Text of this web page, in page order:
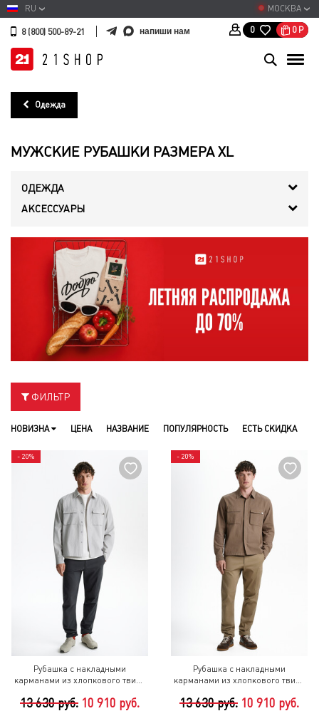
МОСКВА
RU
8 (800) 500-89-21 напиши нам 0 0 Р
Одежда
МУЖСКИЕ РУБАШКИ РАЗМЕРА XL
ОДЕЖДА
АКСЕССУАРЫ
ФИЛЬТР
НОВИЗНА ЦЕНА НАЗВАНИЕ ПОПУЛЯРНОСТЬ ЕСТЬ СКИДКА
- 20%
Рубашка с накладными
карманами из хлопкового твила
13 630 руб. 10 910 руб.
- 20%
Рубашка с накладными
карманами из хлопкового твила
13 630 руб. 10 910 руб.